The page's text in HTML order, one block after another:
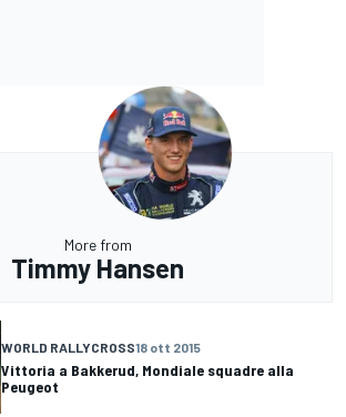
More from
Timmy Hansen
WORLD RALLYCROSS18 ott 2015
Vittoria a Bakkerud, Mondiale squadre alla
Peugeot